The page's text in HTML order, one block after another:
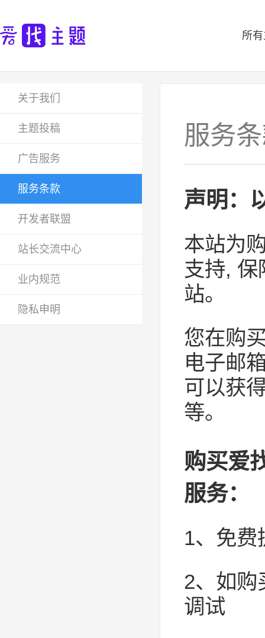
所
关于我们
主题投稿
广告服务
服务条款
开发者联盟
站长交流中心
业内规范
隐私申明
服务
声明：
本站为
支持, 保
站。
您在购
电子邮
可以获
等。
购买爱
服务：
1、免费
2、如购
调试